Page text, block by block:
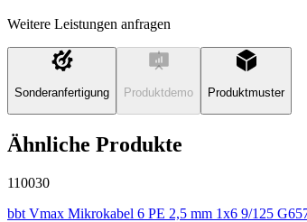
Weitere Leistungen anfragen
Sonderanfertigung Produktdemo Produktmuster
Ähnliche Produkte
110030
bbt Vmax Mikrokabel 6 PE 2,5 mm 1x6 9/125